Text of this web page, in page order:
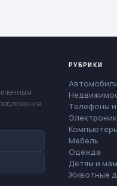
РУБРИКИ
Телефоны
Мебель
Одежда
Детям и
Животные